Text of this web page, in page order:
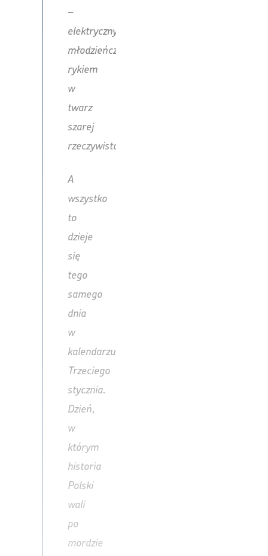
–
elektrycznym,
młodzieńczym
rykiem
w
twarz
szarej
rzeczywistości.
A
wszystko
to
dzieje
się
tego
samego
dnia
w
kalendarzu.
Trzeciego
stycznia.
Dzień,
w
którym
historia
Polski
wali
po
mordzie